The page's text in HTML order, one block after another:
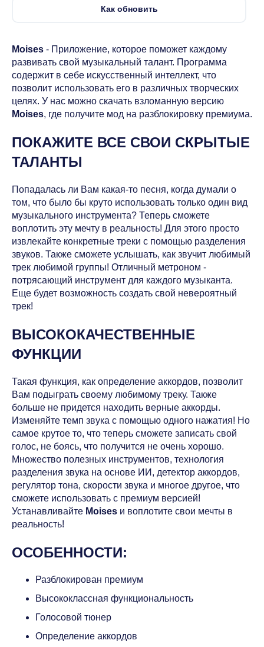
Как обновить
Moises - Приложение, которое поможет каждому
развивать свой музыкальный талант. Программа
содержит в себе искусственный интеллект, что
позволит использовать его в различных творческих
целях. У нас можно скачать взломанную версию
Moises, где получите мод на разблокировку премиума.
ПОКАЖИТЕ ВСЕ СВОИ СКРЫТЫЕ
ТАЛАНТЫ
Попадалась ли Вам какая-то песня, когда думали о
том, что было бы круто использовать только один вид
музыкального инструмента? Теперь сможете
воплотить эту мечту в реальность! Для этого просто
извлекайте конкретные треки с помощью разделения
звуков. Также сможете услышать, как звучит любимый
трек любимой группы! Отличный метроном -
потрясающий инструмент для каждого музыканта.
Еще будет возможность создать свой невероятный
трек!
ВЫСОКОКАЧЕСТВЕННЫЕ
ФУНКЦИИ
Такая функция, как определение аккордов, позволит
Вам подыграть своему любимому треку. Также
больше не придется находить верные аккорды.
Изменяйте темп звука с помощью одного нажатия! Но
самое крутое то, что теперь сможете записать свой
голос, не боясь, что получится не очень хорошо.
Множество полезных инструментов, технология
разделения звука на основе ИИ, детектор аккордов,
регулятор тона, скорости звука и многое другое, что
сможете использовать с премиум версией!
Устанавливайте Moises и воплотите свои мечты в
реальность!
ОСОБЕННОСТИ:
Разблокирован премиум
Высококлассная функциональность
Голосовой тюнер
Определение аккордов